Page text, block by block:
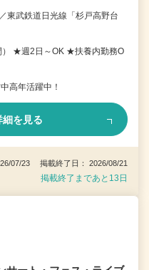
東武鉄道日光線「杉戸高野台
） ★週2日～OK ★扶養内勤務O
高年活躍中！
細を見る
07/23 掲載終了日： 2026/08/21
掲載終了まであと13日